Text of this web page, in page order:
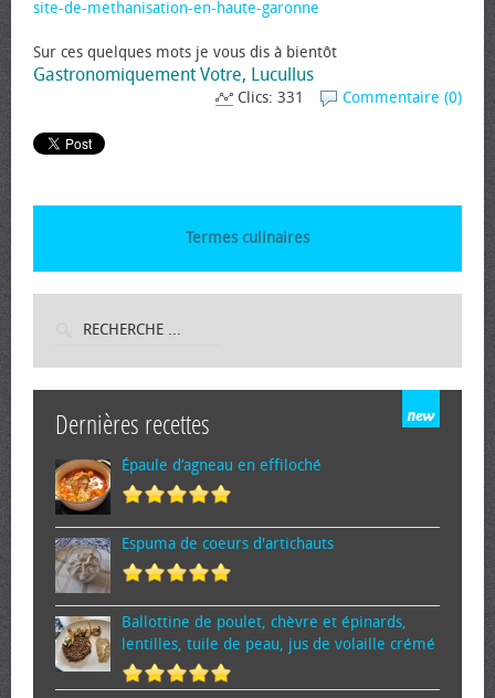
site-de-methanisation-en-haute-garonne
Sur ces quelques mots je vous dis à bientôt
Gastronomiquement Votre, Lucullus
Commentaire (0)
Clics: 331
Termes culinaires
Dernières recettes
Épaule d’agneau en effiloché
Espuma de cœurs d'artichauts
Ballottine de poulet, chèvre et épinards,
lentilles, tuile de peau, jus de volaille crémé